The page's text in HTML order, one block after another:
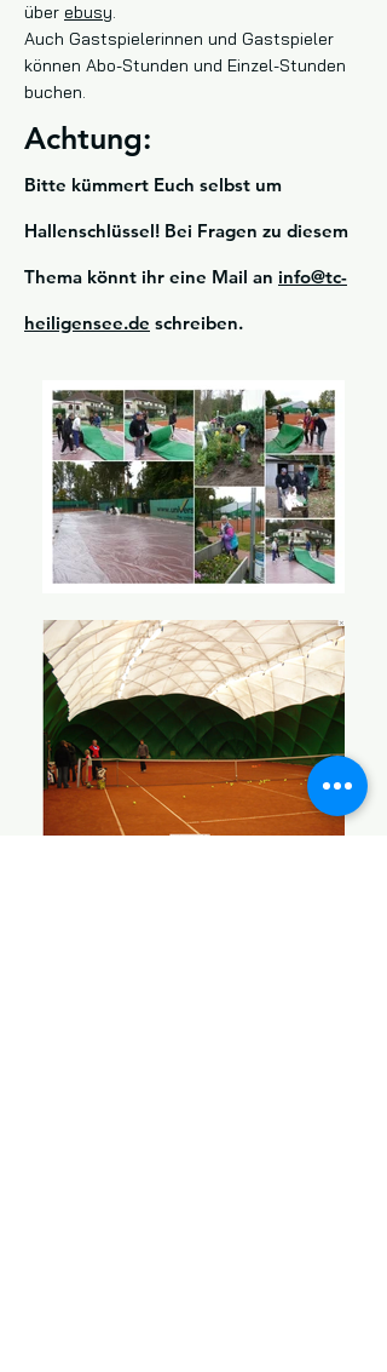
über ebusy.
Auch Gastspielerinnen und Gastspieler
können Abo-Stunden und Einzel-Stunden
buchen.
Achtung:
Bitte kümmert Euch selbst um
Hallenschlüssel! Bei Fragen zu diesem
Thema könnt ihr eine Mail an info@tc-
heiligensee.de schreiben.